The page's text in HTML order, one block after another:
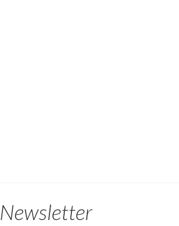
Newsletter